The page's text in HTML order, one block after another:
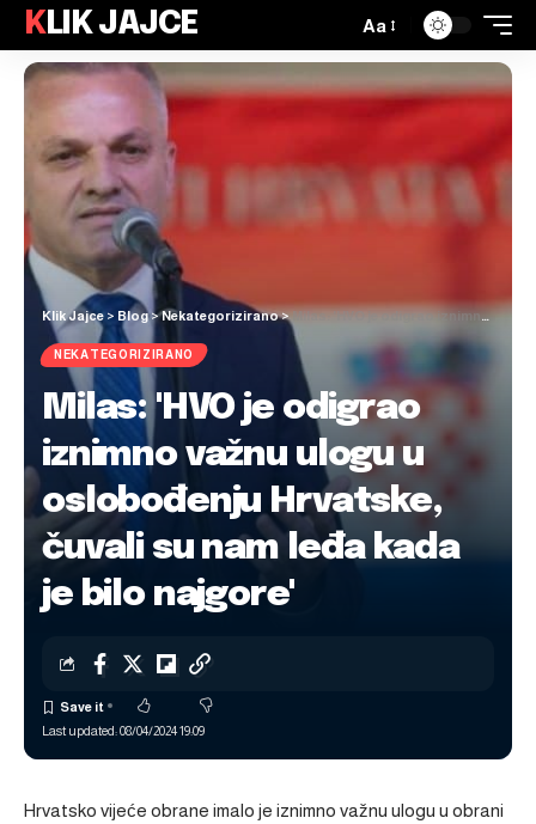
KLIK JAJCE Aa
Klik Jajce > Blog>Nekategorizirano>Milas: 'HVO je odigrao iznimno važnu ulogu u oslobođenju Hrvatske, čuvali su nam leđa kada je bilo najgore'
NEKATEGORIZIRANO
Milas: 'HVO je odigrao
iznimno važnu ulogu u
oslobođenju Hrvatske,
čuvali su nam leđa kada
je bilo najgore'
Last updated: 08/04/2024 19:09
Hrvatsko vijeće obrane imalo je iznimno važnu ulogu u obrani